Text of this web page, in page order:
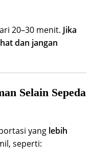
20–30 menit. Jika
dan jangan
Selain Sepeda
yang lebih
seperti: